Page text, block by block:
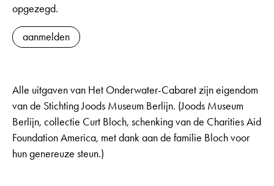
opgezegd.
aanmelden
Alle uitgaven van Het Onderwater-Cabaret zijn eigendom
van de Stichting Joods Museum Berlijn. (Joods Museum
Berlijn, collectie Curt Bloch, schenking van de Charities Aid
Foundation America, met dank aan de familie Bloch voor
hun genereuze steun.)